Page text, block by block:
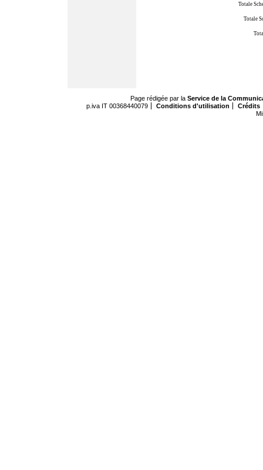
Totale
Totale
Page rédigée par la Service de la
p.iva IT 00368440079
Conditions d'utilisation
Crédits